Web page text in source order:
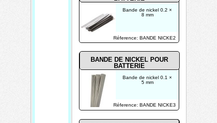
BANDE DE NICKEL POUR
BATTERIE
Bande de nickel 0.2 ×
8 mm
Bande de nickel 0.1 ×
5 mm
Réference: BANDE NICKE2
Réference: BANDE NICKE3